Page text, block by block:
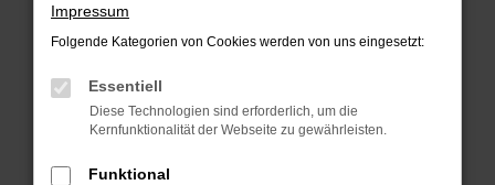
Beim Laden ist ein Fehler aufgetreten.
Hier sind ein paar Tipps, die dir helfen können:
Überprüfe deine Firewall und deine
Internetverbindung.
deine Suchmaschine?
Impressum
Folgende Kategorien von Cookies werden von uns eingesetzt:
Essentiell
Diese Technologien sind erforderlich, um die
Kernfunktionalität der Webseite zu gewährleisten.
Funktional